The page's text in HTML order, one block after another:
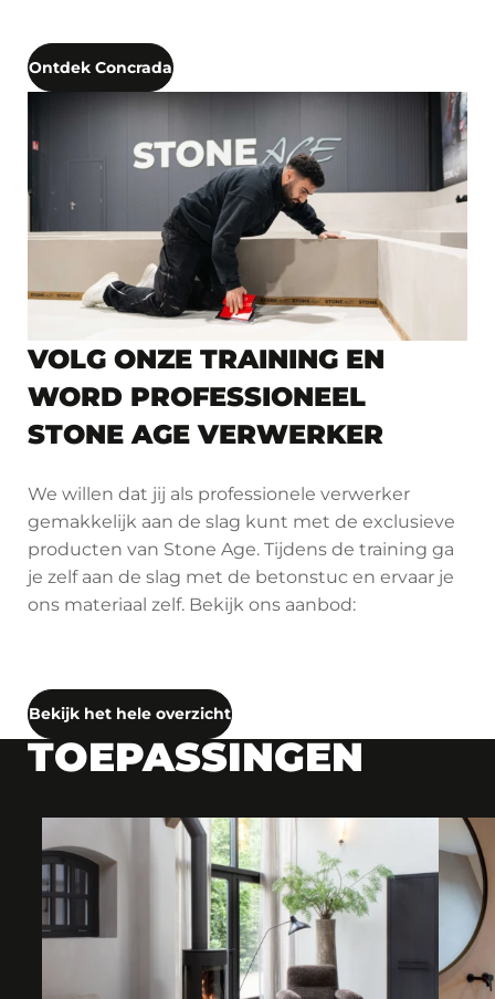
Ontdek Concrada
VOLG ONZE TRAINING EN
WORD PROFESSIONEEL
STONE AGE VERWERKER
We willen dat jij als professionele verwerker
gemakkelijk aan de slag kunt met de exclusieve
producten van Stone Age. Tijdens de training ga
je zelf aan de slag met de betonstuc en ervaar je
ons materiaal zelf. Bekijk ons aanbod:
Bekijk het hele overzicht
TOEPASSINGEN